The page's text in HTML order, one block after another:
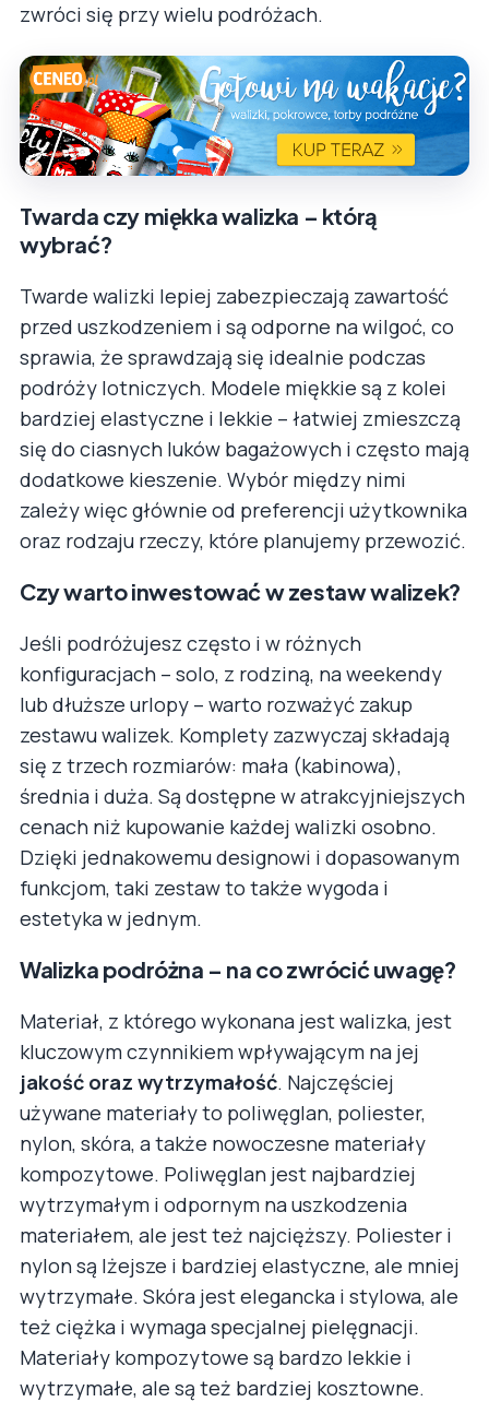
zwróci się przy wielu podróżach.
Twarda czy miękka walizka – którą
wybrać?
Twarde walizki lepiej zabezpieczają zawartość
przed uszkodzeniem i są odporne na wilgoć, co
sprawia, że sprawdzają się idealnie podczas
podróży lotniczych. Modele miękkie są z kolei
bardziej elastyczne i lekkie – łatwiej zmieszczą
się do ciasnych luków bagażowych i często mają
dodatkowe kieszenie. Wybór między nimi
zależy więc głównie od preferencji użytkownika
oraz rodzaju rzeczy, które planujemy przewozić.
Czy warto inwestować w zestaw walizek?
Jeśli podróżujesz często i w różnych
konfiguracjach – solo, z rodziną, na weekendy
lub dłuższe urlopy – warto rozważyć zakup
zestawu walizek. Komplety zazwyczaj składają
się z trzech rozmiarów: mała (kabinowa),
średnia i duża. Są dostępne w atrakcyjniejszych
cenach niż kupowanie każdej walizki osobno.
Dzięki jednakowemu designowi i dopasowanym
funkcjom, taki zestaw to także wygoda i
estetyka w jednym.
Walizka podróżna – na co zwrócić uwagę?
Materiał, z którego wykonana jest walizka, jest
kluczowym czynnikiem wpływającym na jej
jakość oraz wytrzymałość. Najczęściej
używane materiały to poliwęglan, poliester,
nylon, skóra, a także nowoczesne materiały
kompozytowe. Poliwęglan jest najbardziej
wytrzymałym i odpornym na uszkodzenia
materiałem, ale jest też najcięższy. Poliester i
nylon są lżejsze i bardziej elastyczne, ale mniej
wytrzymałe. Skóra jest elegancka i stylowa, ale
też ciężka i wymaga specjalnej pielęgnacji.
Materiały kompozytowe są bardzo lekkie i
wytrzymałe, ale są też bardziej kosztowne.